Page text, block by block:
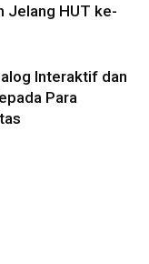
Jelang HUT ke-
Interaktif dan
Para